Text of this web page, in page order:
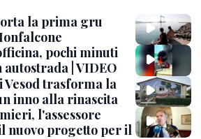
la prima gru
pochi minuti
autostrada | VIDEO
trasforma la
inno alla rinascita
l'assessore
nuovo progetto per il